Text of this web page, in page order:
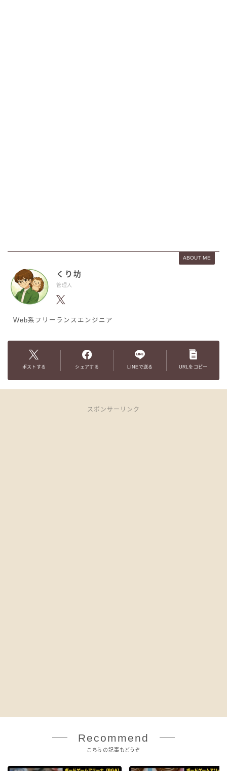
ABOUT ME
くり坊
管理人
Web系フリーランスエンジニア
ポストする シェアする LINEで送る URLをコピー
スポンサーリンク
Recommend
こちらの記事もどうぞ